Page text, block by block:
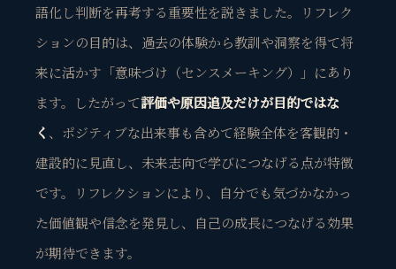
語化し判断を再考する重要性を説きました。リフレク
ションの目的は、過去の体験から教訓や洞察を得て将
来に活かす「意味づけ（センスメーキング）」にあり
ます。したがって評価や原因追及だけが目的ではな
く、ポジティブな出来事も含めて経験全体を客観的・
建設的に見直し、未来志向で学びにつなげる点が特徴
です。リフレクションにより、自分でも気づかなかっ
た価値観や信念を発見し、自己の成長につなげる効果
が期待できます。